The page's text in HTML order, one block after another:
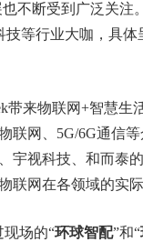
不断受到广泛关
技等行业大咖，具
带来物联网+智慧
网、5G/6G通信
宇视科技、和而泰
联网在各领域的实际
现场的“环球智配”和“